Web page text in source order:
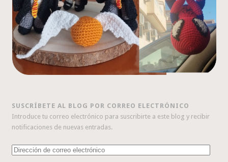
SUSCRÍBETE AL BLOG POR CORREO ELECTRÓNICO
Introduce tu correo electrónico para suscribirte a este blog y recibir
notificaciones de nuevas entradas.
Dirección